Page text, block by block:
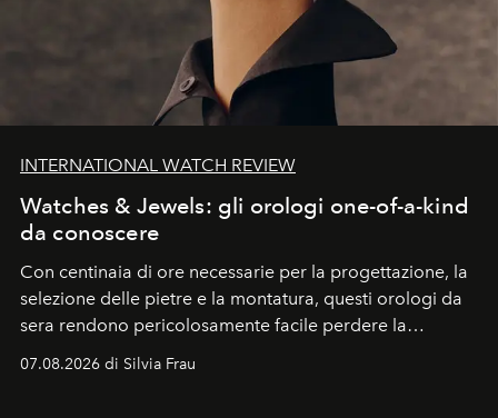
INTERNATIONAL WATCH REVIEW
Watches & Jewels: gli orologi one-of-a-kind
da conoscere
Con centinaia di ore necessarie per la progettazione, la
selezione delle pietre e la montatura, questi orologi da
sera rendono pericolosamente facile perdere la
cognizione del tempo. Ma con quadranti così
07.08.2026 di Silvia Frau